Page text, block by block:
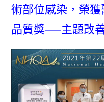
術部位感染，榮
品質獎──主題改